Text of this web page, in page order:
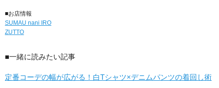
■お店情報
SUMAU nani IRO
ZUTTO
■一緒に読みたい記事
定番コーデの幅が広がる！白Tシャツ×デニムパンツの着回し術